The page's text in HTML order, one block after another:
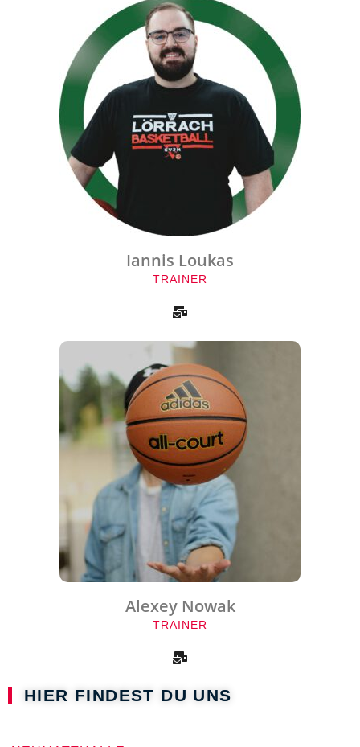
Iannis Loukas
TRAINER
Alexey Nowak
TRAINER
HIER FINDEST DU UNS